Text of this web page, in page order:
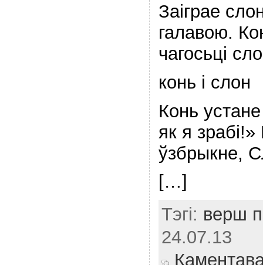
Заiграе
галавою.
чагосьцi
конь i cлон
Конь
як я зрабi!»
ўзбрыкне,
[…]
Тэгі: верш
24.07.13